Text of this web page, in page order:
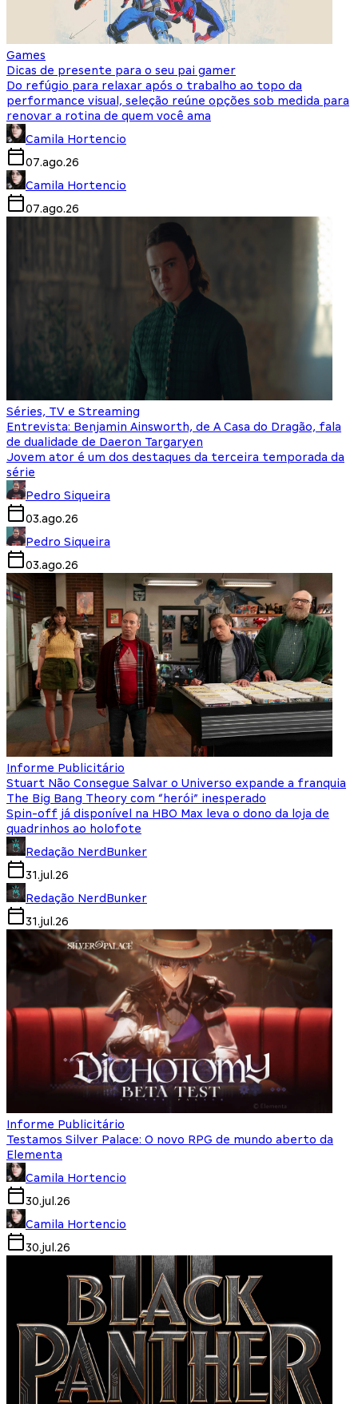
Games
Dicas de presente para o seu pai gamer
Do refúgio para relaxar após o trabalho ao topo da
performance visual, seleção reúne opções sob medida para
renovar a rotina de quem você ama
Camila Hortencio
07.ago.26
Camila Hortencio
07.ago.26
Séries, TV e Streaming
Entrevista: Benjamin Ainsworth, de A Casa do Dragão, fala
de dualidade de Daeron Targaryen
Jovem ator é um dos destaques da terceira temporada da
série
Pedro Siqueira
03.ago.26
Pedro Siqueira
03.ago.26
Informe Publicitário
Stuart Não Consegue Salvar o Universo expande a franquia
The Big Bang Theory com “herói” inesperado
Spin-off já disponível na HBO Max leva o dono da loja de
quadrinhos ao holofote
Redação NerdBunker
31.jul.26
Redação NerdBunker
31.jul.26
Informe Publicitário
Testamos Silver Palace: O novo RPG de mundo aberto da
Elementa
Camila Hortencio
30.jul.26
Camila Hortencio
30.jul.26